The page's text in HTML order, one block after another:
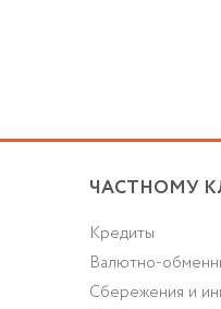
ЧАСТНОМУ
Кредиты
Валютно-
Cбережения и